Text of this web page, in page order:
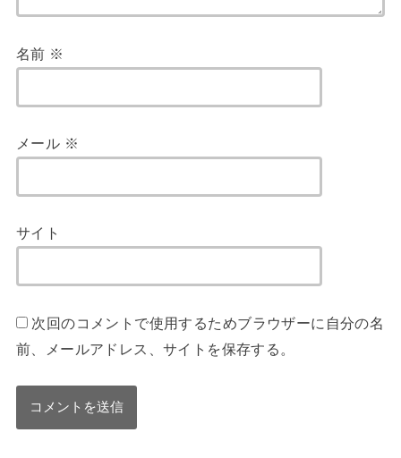
名前 ※
メール ※
サイト
次回のコメントで使用するためブラウザーに自分の名
前、メールアドレス、サイトを保存する。